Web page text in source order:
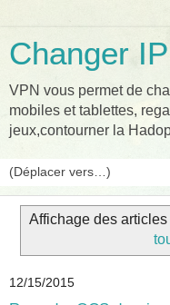
Changer
VPN vous permet de
mobiles et tablettes,
jeux,contourner la
Affichage des
12/15/2015